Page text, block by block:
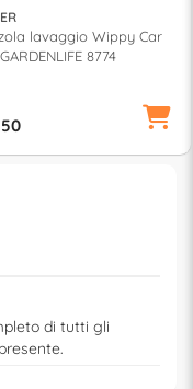
lavaggio Wippy Car
8774
50
di tutti gli